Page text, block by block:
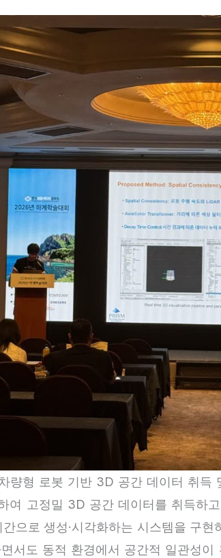
량형 로봇 기반 3D 공간 데이터 취득
여 고정밀 3D 공간 데이터를 취득하
으로 생성·시각화하는 시스템을 구현
서도 동적 환경에서 공간적 일관성이